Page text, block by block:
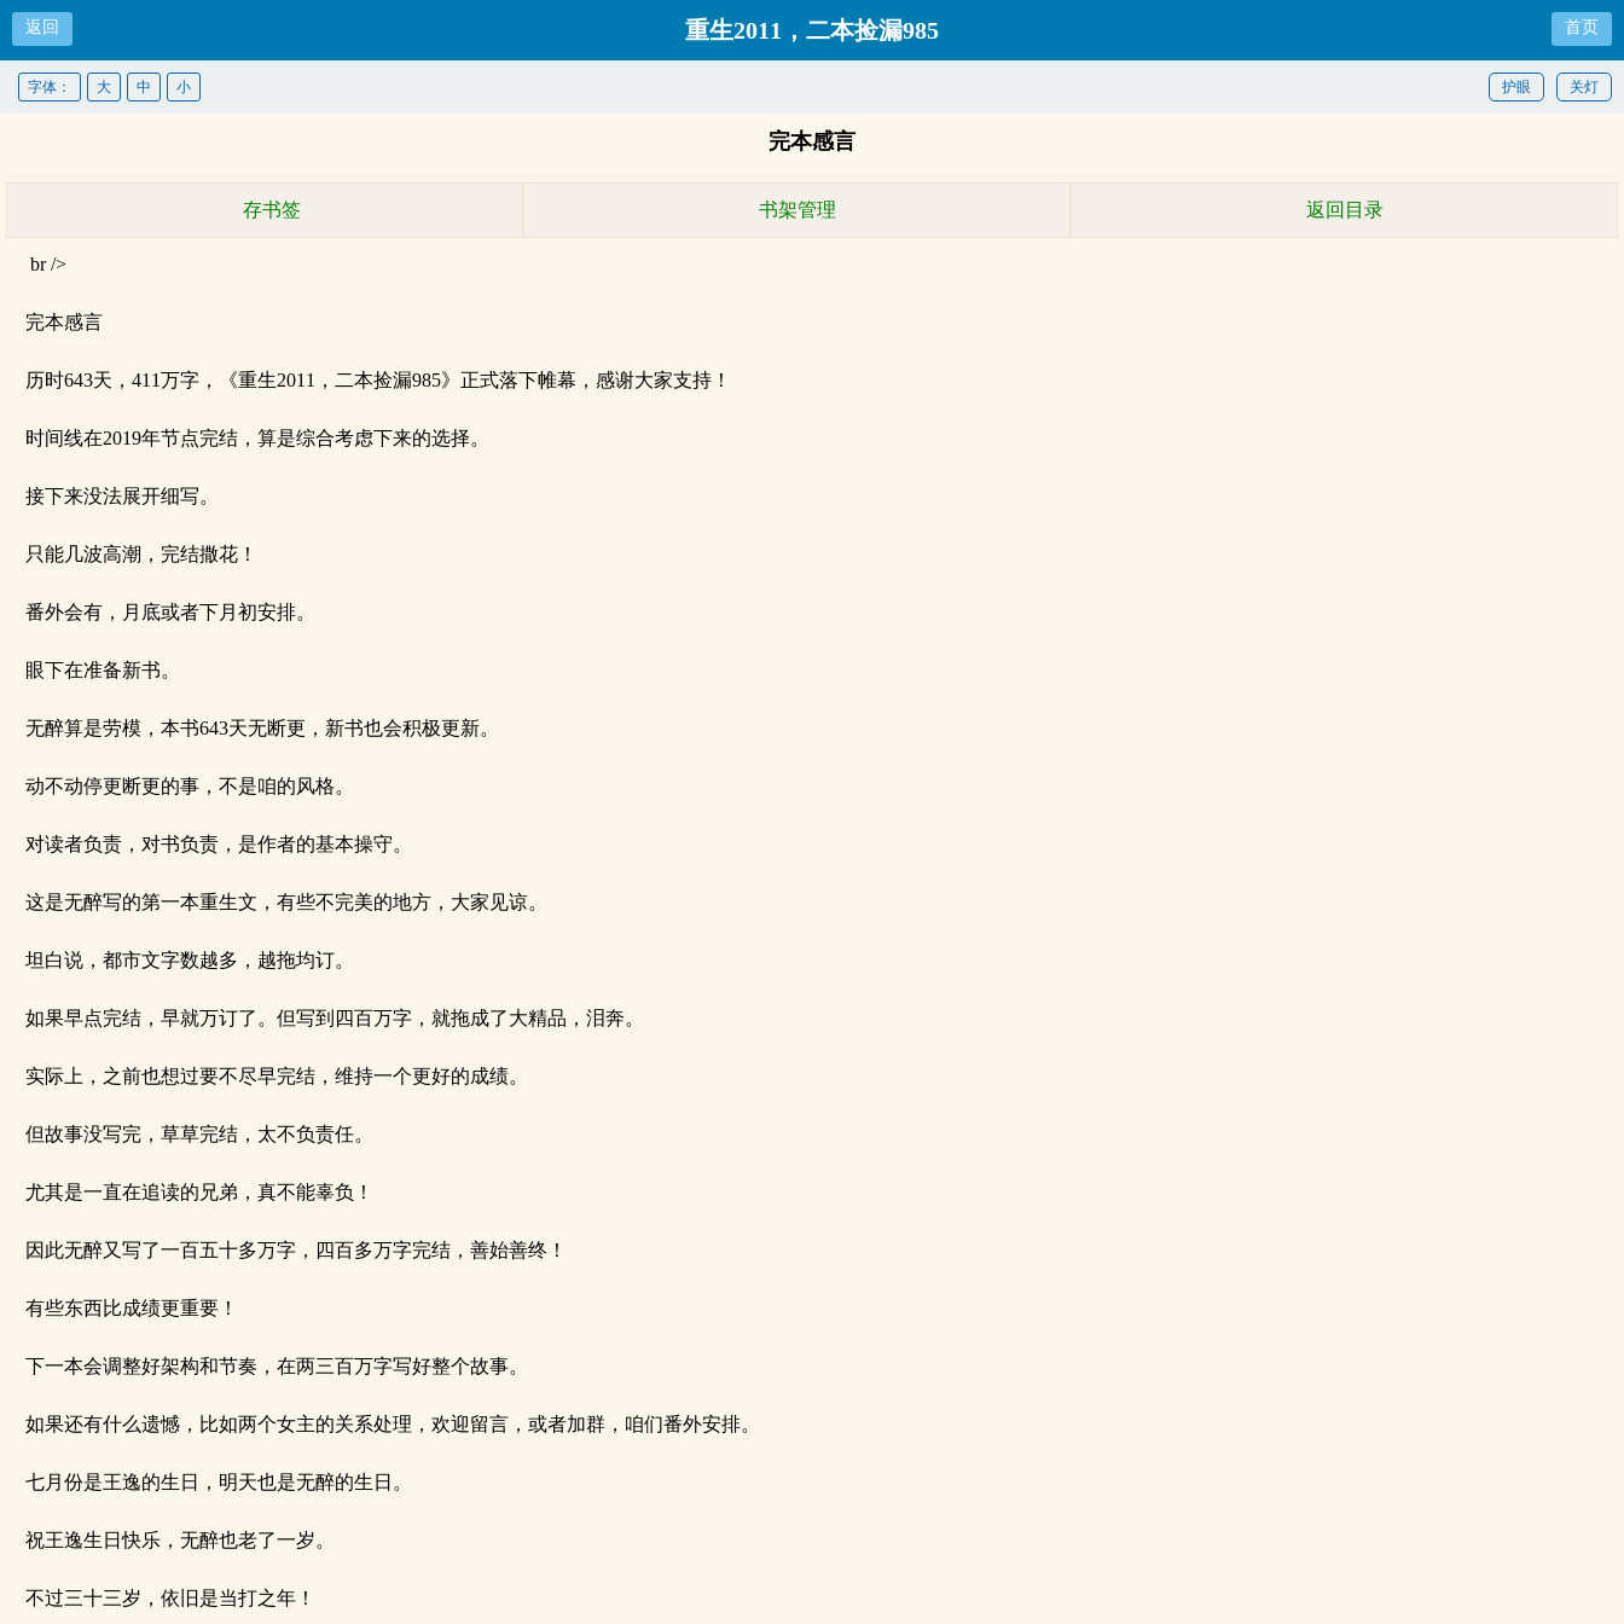
返回 重生2011，二本捡漏985 首页
关灯
护眼
字体： 大 中 小
完本感言
存书签 书架管理 返回目录
br />
完本感言
历时643天，411万字，《重生2011，二本捡漏985》正式落下帷幕，感谢大家支持！
时间线在2019年节点完结，算是综合考虑下来的选择。
接下来没法展开细写。
只能几波高潮，完结撒花！
番外会有，月底或者下月初安排。
眼下在准备新书。
无醉算是劳模，本书643天无断更，新书也会积极更新。
动不动停更断更的事，不是咱的风格。
对读者负责，对书负责，是作者的基本操守。
这是无醉写的第一本重生文，有些不完美的地方，大家见谅。
坦白说，都市文字数越多，越拖均订。
如果早点完结，早就万订了。但写到四百万字，就拖成了大精品，泪奔。
实际上，之前也想过要不尽早完结，维持一个更好的成绩。
但故事没写完，草草完结，太不负责任。
尤其是一直在追读的兄弟，真不能辜负！
因此无醉又写了一百五十多万字，四百多万字完结，善始善终！
有些东西比成绩更重要！
下一本会调整好架构和节奏，在两三百万字写好整个故事。
如果还有什么遗憾，比如两个女主的关系处理，欢迎留言，或者加群，咱们番外安排。
七月份是王逸的生日，明天也是无醉的生日。
祝王逸生日快乐，无醉也老了一岁。
不过三十三岁，依旧是当打之年！